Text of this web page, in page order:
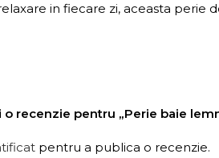
in fiecare zi, aceasta
o recenzie pentru „Perie baie
pentru a publica o recenzie.